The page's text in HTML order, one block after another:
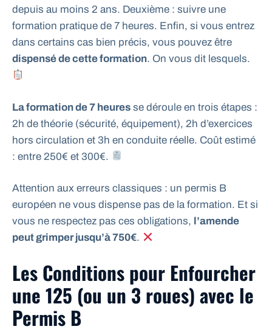
depuis au moins 2 ans. Deuxième : suivre une
formation pratique de 7 heures. Enfin, si vous entrez
dans certains cas bien précis, vous pouvez être
dispensé de cette formation. On vous dit lesquels.
La formation de 7 heures se déroule en trois étapes :
2h de théorie (sécurité, équipement), 2h d’exercices
hors circulation et 3h en conduite réelle. Coût estimé
: entre 250€ et 300€.
Attention aux erreurs classiques : un permis B
européen ne vous dispense pas de la formation. Et si
vous ne respectez pas ces obligations, l’amende
peut grimper jusqu’à 750€.
Les Conditions pour Enfourcher
une 125 (ou un 3 roues) avec le
Permis B